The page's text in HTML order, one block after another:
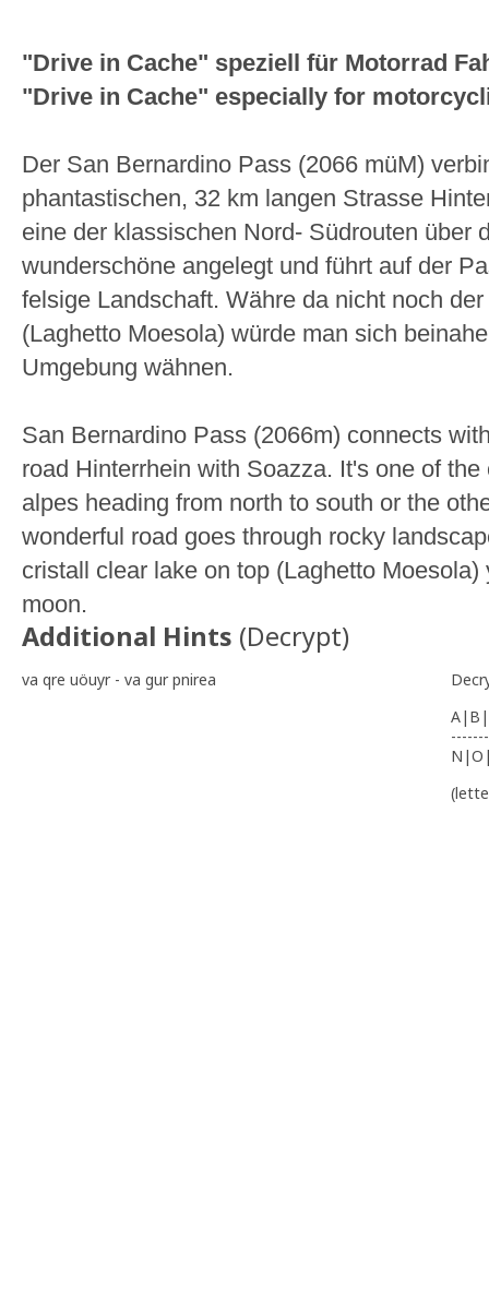
"Drive in Cache" speziell für Motorrad
"Drive in Cache" especially for
Der San Bernardino Pass (2066 müM)
phantastischen, 32 km langen Strasse
eine der klassischen Nord- Südrouten über
wunderschöne angelegt und führt auf der
felsige Landschaft. Währe da nicht noch
(Laghetto Moesola) würde man sich
Umgebung wähnen.
San Bernardino Pass (2066m) connects
road Hinterrhein with Soazza. It's one of
alpes heading from north to south or the
wonderful road goes through rocky
cristall clear lake on top (Laghetto
moon.
Additional Hints (Decrypt)
va qre uöuyr - va gur pnirea